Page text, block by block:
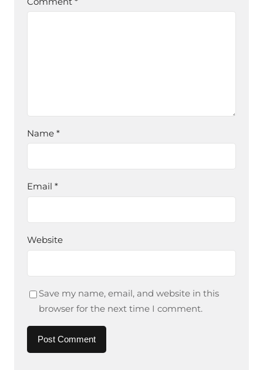
Name *
Email *
Website
Save my name, email, and website in this
browser for the next time I comment.